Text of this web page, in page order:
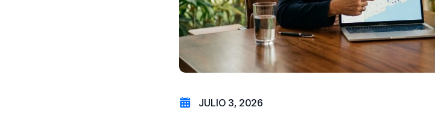
JULIO 3, 2026